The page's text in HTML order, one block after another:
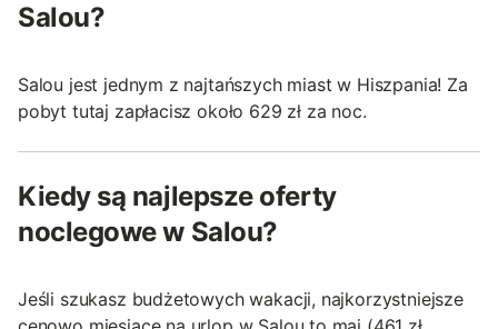
Salou?
Salou jest jednym z najtańszych miast w Hiszpania! Za
pobyt tutaj zapłacisz około 629 zł za noc.
Kiedy są najlepsze oferty
noclegowe w Salou?
Jeśli szukasz budżetowych wakacji, najkorzystniejsze